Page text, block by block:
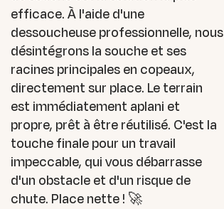
efficace. À l'aide d'une
dessoucheuse professionnelle, nous
désintégrons la souche et ses
racines principales en copeaux,
directement sur place. Le terrain
est immédiatement aplani et
propre, prêt à être réutilisé. C'est la
touche finale pour un travail
impeccable, qui vous débarrasse
d'un obstacle et d'un risque de
chute. Place nette ! 🚀